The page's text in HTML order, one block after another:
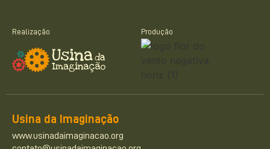
Realização Produção
Usina da Imaginação
www.usinadaimaginacao.org